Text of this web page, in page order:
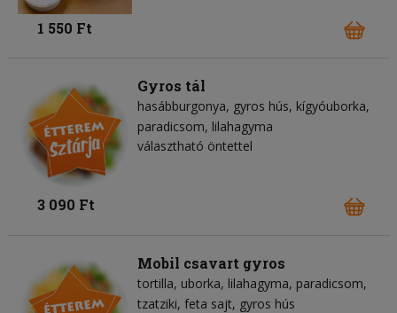
1 550 Ft
Gyros tál
hasábburgonya gyros hús kígyóuborka
paradicsom lilahagyma
választható öntettel
3 090 Ft
Mobil csavart gyros
tortilla uborka lilahagyma paradicsom
tzatziki feta sajt gyros hús